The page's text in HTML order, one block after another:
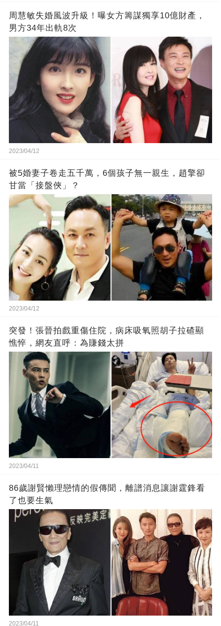
周慧敏失婚風波升級！曝女方籌謀獨享10億財產，
男方34年出軌8次
2023/04/12
被5婚妻子卷走五千萬，6個孩子無一親生，趙擎卻
甘當「接盤俠」？
2023/04/12
突發！張晉拍戲重傷住院，病床吸氧照胡子拉碴顯
憔悴，網友直呼：為賺錢太拼
2023/04/11
86歲謝賢懶理戀情的假傳聞，離譜消息讓謝霆鋒看
了也要生氣
2023/04/11